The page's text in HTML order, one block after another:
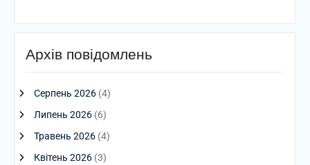
Архів повідомлень
Серпень 2026(4)
Липень 2026(6)
Травень 2026(4)
Квітень 2026(3)